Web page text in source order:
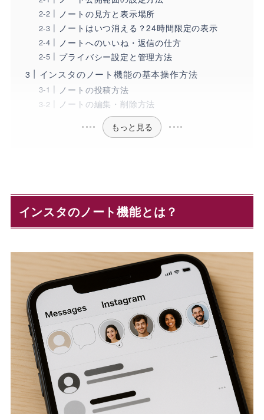
ノートの見方と表示場所
ノートはいつ消える？24時間限定の表示
ノートへのいいね・返信の仕方
プライバシー設定と管理方法
インスタのノート機能の基本操作方法
ノートの投稿方法
ノートの編集・削除方法
もっと見る
インスタのノート機能とは？